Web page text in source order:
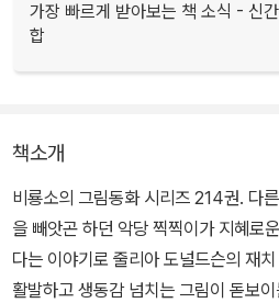
가장 빠르게 받아보는 책 소식 - 신
합
책소개
비룡소의 그림동화 시리즈 214권. 다
을 빼앗곤 하던 악당 찍찍이가 지혜로
다는 이야기로 줄리아 도널드슨의 재
활발하고 생동감 넘치는 그림이 돋보